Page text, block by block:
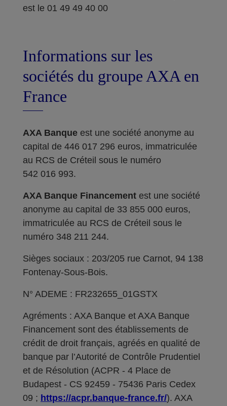
est le 01 49 49 40 00
Informations sur les
sociétés du groupe AXA en
France
AXA Banque est une société anonyme au
capital de 446 017 296 euros, immatriculée
au RCS de Créteil sous le numéro
542 016 993.
AXA Banque Financement est une société
anonyme au capital de 33 855 000 euros,
immatriculée au RCS de Créteil sous le
numéro 348 211 244.
Sièges sociaux : 203/205 rue Carnot, 94 138
Fontenay-Sous-Bois.
N° ADEME : FR232655_01GSTX
Agréments : AXA Banque et AXA Banque
Financement sont des établissements de
crédit de droit français, agréés en qualité de
banque par l’Autorité de Contrôle Prudentiel
et de Résolution (ACPR - 4 Place de
Budapest - CS 92459 - 75436 Paris Cedex
09 ; https://acpr.banque-france.fr/). AXA